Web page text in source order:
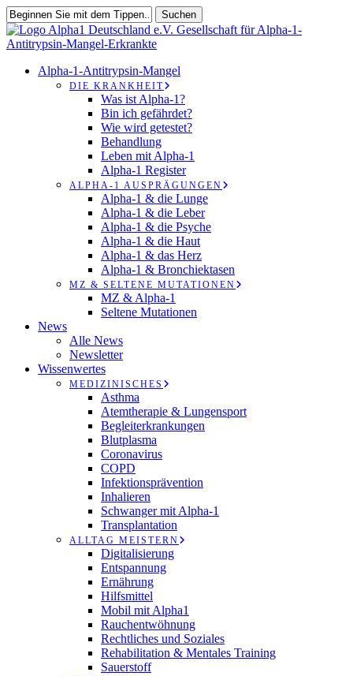
Zum
Hauptinhalt
springen
Suchen
Suche
schließen
suchen
SpeisekarteAlpha-1-Antitrypsin-Mangel
DIE KRANKHEIT
Was ist Alpha-1?
Bin ich gefährdet?
Wie wird getestet?
Behandlung
Leben mit Alpha-1
Alpha-1 Register
ALPHA-1 AUSPRÄGUNGEN
Alpha-1 & die Lunge
Alpha-1 & die Leber
Alpha-1 & die Psyche
Alpha-1 & die Haut
Alpha-1 & das Herz
Alpha-1 & Bronchiektasen
MZ & SELTENE MUTATIONEN
MZ & Alpha-1
Seltene Mutationen
News
Alle News
Newsletter
Wissenwertes
MEDIZINISCHES
Asthma
Atemtherapie & Lungensport
Begleiterkrankungen
Blutplasma
Coronavirus
COPD
Infektionsprävention
Inhalieren
Schwanger mit Alpha-1
Transplantation
ALLTAG MEISTERN
Digitalisierung
Entspannung
Ernährung
Hilfsmittel
Mobil mit Alpha1
Rauchentwöhnung
Rechtliches und Soziales
Rehabilitation & Mentales Training
Sauerstoff